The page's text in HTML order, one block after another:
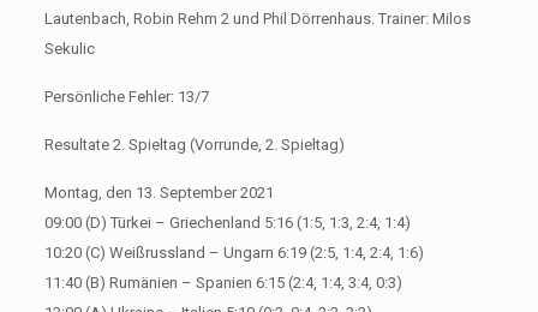
Lautenbach, Robin Rehm 2 und Phil Dörrenhaus. Trainer: Milos
Sekulic
Persönliche Fehler: 13/7
Resultate 2. Spieltag (Vorrunde, 2. Spieltag)
Montag, den 13. September 2021
09:00 (D) Türkei – Griechenland 5:16 (1:5, 1:3, 2:4, 1:4)
10:20 (C) Weißrussland – Ungarn 6:19 (2:5, 1:4, 2:4, 1:6)
11:40 (B) Rumänien – Spanien 6:15 (2:4, 1:4, 3:4, 0:3)